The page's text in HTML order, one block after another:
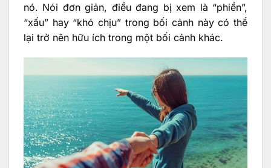
nó. Nói đơn giản, điều đang bị xem là “phiền”,
“xấu” hay “khó chịu” trong bối cảnh này có thể
lại trở nên hữu ích trong một bối cảnh khác.